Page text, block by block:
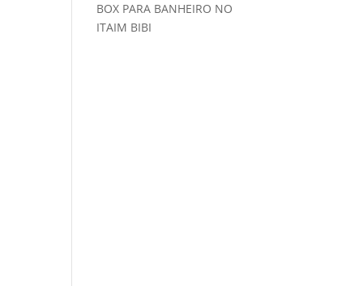
BOX PARA BANHEIRO NO
ITAIM BIBI